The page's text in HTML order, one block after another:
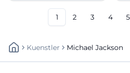
#MichaelJackson
1 2 3 4 5
Kuenstler Michael Jackson